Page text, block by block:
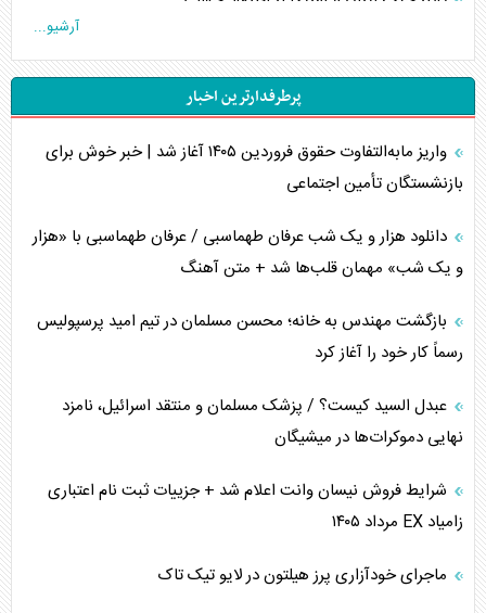
اربعین، کابوس مشترک تل‌آویو-واشنگتن
برنامه هفتم توسعه در نقطه کور سیاستگذاری
اوکراین بازوی مخرب آمریکا در غرب آسیا
اهمیت راهبردی اردن برای آمریکا
پیام، ظرفیت بالفعل‌نشده تجارت ایران
همسویی عربستان با سنتکام علیه متحدان ایران
ترامپ و توهم خلع سلاح حماس
چرا کویت به دنبال شریک امنیتی جدید است؟
اعتراف غرب به قدرت ایران در تثبیت معادلات
آرشیو...
پرطرفدارترین اخبار
واریز مابه‌التفاوت حقوق فروردین ۱۴۰۵ آغاز شد | خبر خوش برای
بازنشستگان تأمین اجتماعی
دانلود هزار و یک شب عرفان طهماسبی / عرفان طهماسبی با «هزار
و یک شب» مهمان قلب‌ها شد + متن آهنگ
بازگشت مهندس به خانه؛ محسن مسلمان در تیم امید پرسپولیس
رسماً کار خود را آغاز کرد
عبدل السید کیست؟ / پزشک مسلمان و منتقد اسرائیل، نامزد
نهایی دموکرات‌ها در میشیگان
شرایط فروش نیسان وانت اعلام شد + جزییات ثبت نام اعتباری
زامیاد EX مرداد ۱۴۰۵
ماجرای خودآزاری پرز هیلتون در لایو تیک تاک